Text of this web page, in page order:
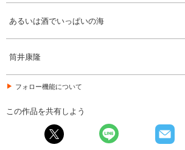
あるいは酒でいっぱいの海
筒井康隆
フォロー機能について
この作品を共有しよう